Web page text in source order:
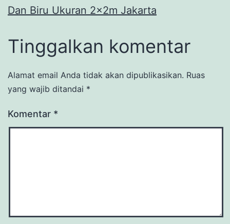
Dan Biru Ukuran 2x2m Jakarta
Tinggalkan komentar
Alamat email Anda tidak akan dipublikasikan. Ruas
yang wajib ditandai *
Komentar *